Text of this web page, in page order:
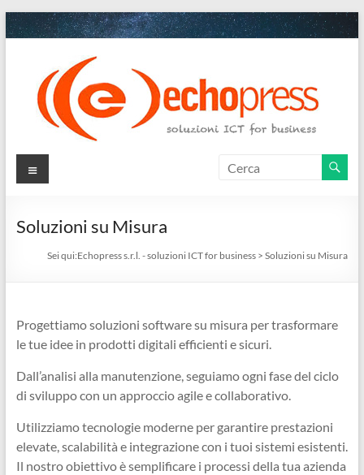
Salta
al
Echopress
–
soluzioni
for
business
Ingegneri
per
Menu
Soluzioni su Misura
Sei qui:Echopress s.r.l. - soluzioni ICT for business >Soluzioni su Misura
Progettiamo soluzioni software su misura per trasformare
le tue idee in prodotti digitali efficienti e sicuri.
Dall’analisi alla manutenzione, seguiamo ogni fase del ciclo
di sviluppo con un approccio agile e collaborativo.
Utilizziamo tecnologie moderne per garantire prestazioni
elevate, scalabilità e integrazione con i tuoi sistemi esistenti.
Il nostro obiettivo è semplificare i processi della tua azienda